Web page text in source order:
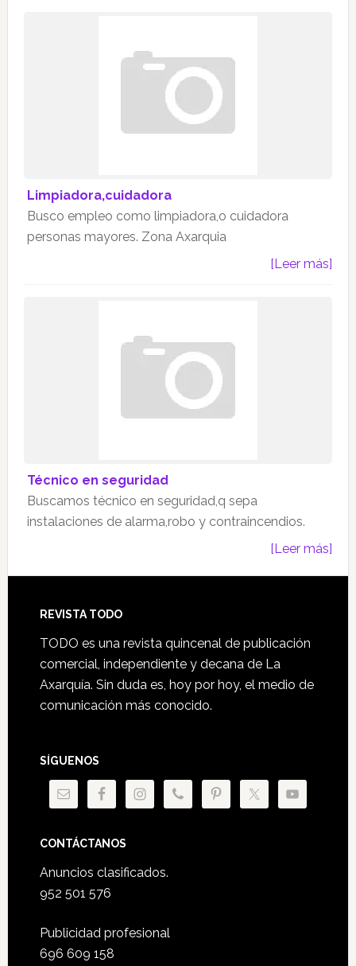
Limpiadora,cuidadora
Busco empleo como limpiadora,o cuidadora
personas mayores. Zona Axarquia
[Leer más]
Técnico en seguridad
Buscamos técnico en seguridad,q sepa
instalaciones de alarma,robo y contraincendios.
[Leer más]
Footer
REVISTA TODO
TODO es una revista quincenal de publicación
comercial, independiente y decana de La
Axarquía. Sin duda es, hoy por hoy, el medio de
comunicación más conocido.
SÍGUENOS
CONTÁCTANOS
Anuncios clasificados.
952 501 576
Publicidad profesional
696 609 158